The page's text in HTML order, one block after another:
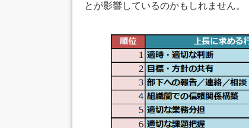
とが影響しているのかもしれません。